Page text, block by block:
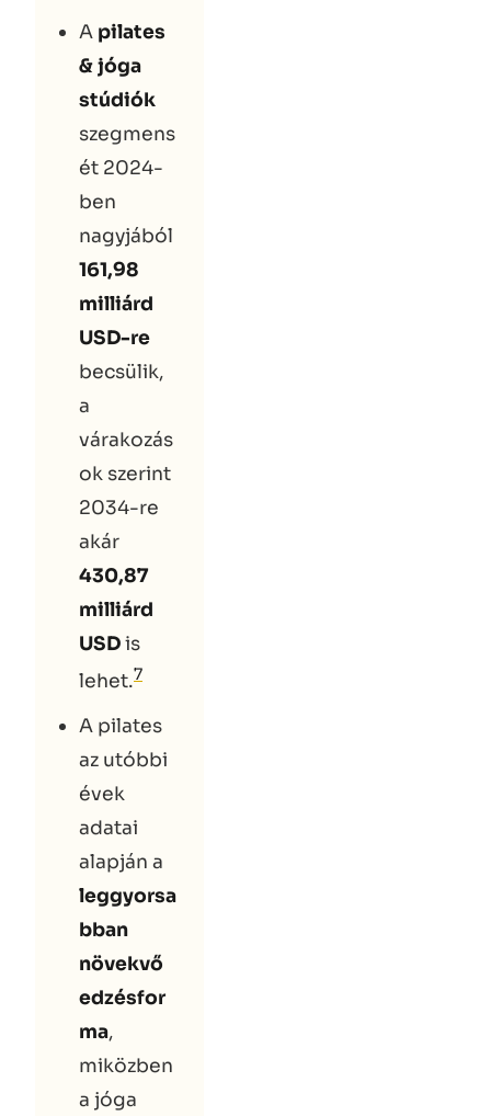
A pilates
& jóga
stúdiók
szegmens
ét 2024-
ben
nagyjából
161,98
milliárd
USD-re
becsülik,
a
várakozás
ok szerint
2034-re
akár
430,87
milliárd
USDis
lehet.7
A pilates
az utóbbi
évek
adatai
alapján a
leggyorsa
bban
növekvő
edzésfor
ma,
miközben
a jóga